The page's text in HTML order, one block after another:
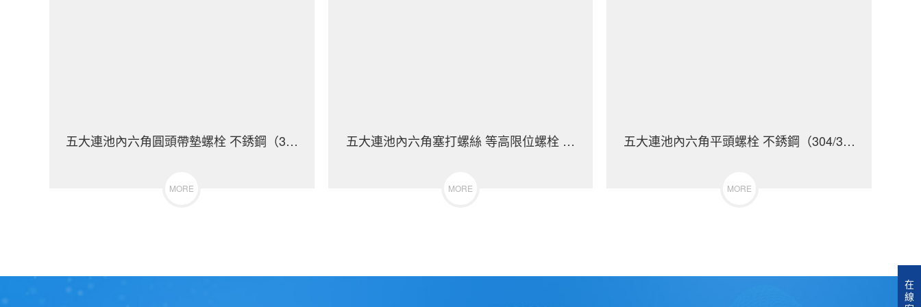
五大連池內六角圓頭帶墊螺栓 不銹鋼（304/316）碳鋼 合金鋼
MORE
五大連池內六角塞打螺絲 等高限位螺栓 不銹鋼（304/316）碳鋼 合金鋼
MORE
五大連池內六角平頭螺栓 不銹鋼（304/316）碳鋼 合
MORE
在
線